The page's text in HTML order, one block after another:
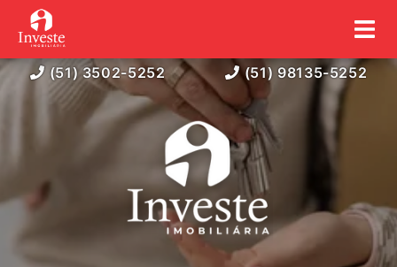
(51) 3502-5252 (51) 98135-5252